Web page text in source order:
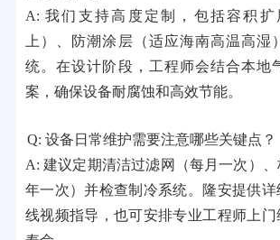
A: 我们支持高度定制，包括容积扩
上）、防潮涂层（适应海南高温高湿
统。在设计阶段，工程师会结合本地
案，确保设备耐腐蚀和高效节能。
Q: 设备日常维护需要注意哪些关键点？
A: 建议定期清洁过滤网（每月一次）
年一次）并检查制冷系统。隆安提供
线视频指导，也可安排专业工程师上